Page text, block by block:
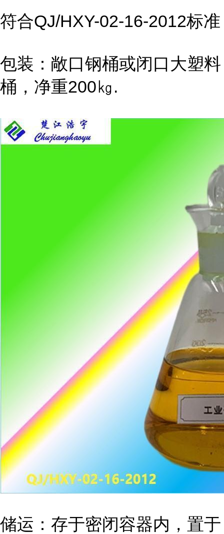
符合QJ/HXY-02-16-2012标准
包装：敞口钢桶或闭口大塑料
桶，净重200㎏.
储运：存于密闭容器内，置于